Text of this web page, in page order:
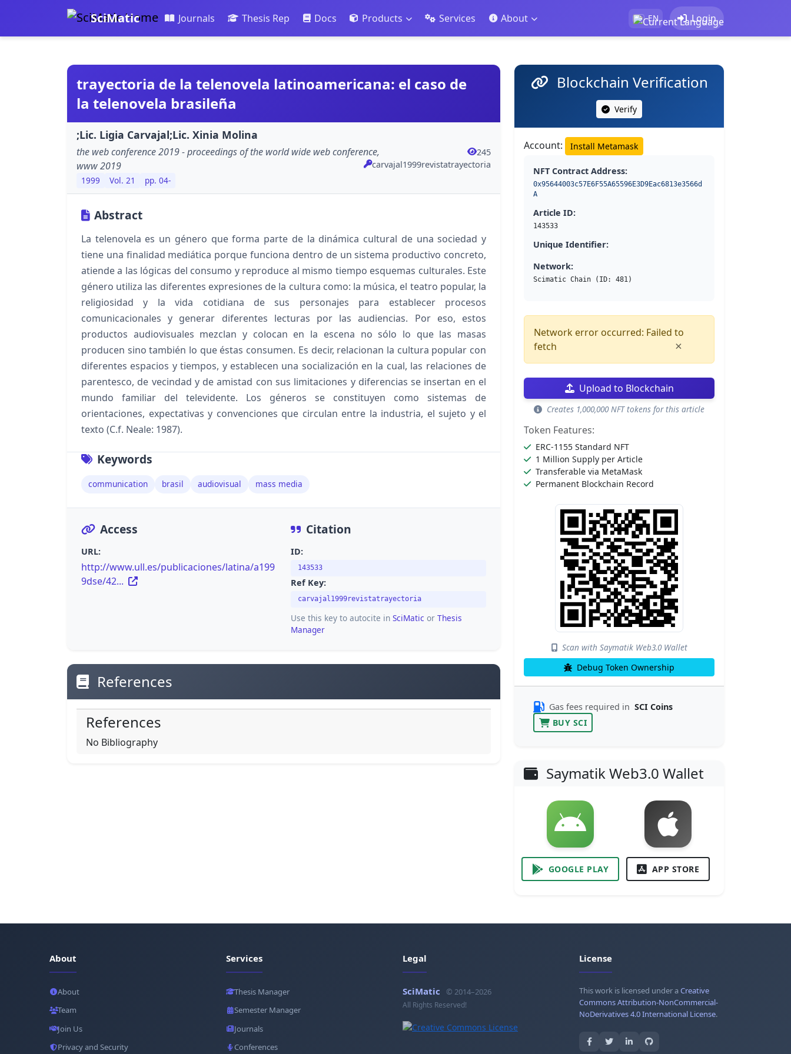
SciMatic Journals Thesis Rep Docs Products Services About EN Login
trayectoria de la telenovela latinoamericana: el caso de
la telenovela brasileña
;Lic. Ligia Carvajal;Lic. Xinia Molina
the web conference 2019 - proceedings of the world wide web conference,
www 2019
1999 Vol. 21 pp. 04-
245
carvajal1999revistatrayectoria
Abstract
La telenovela es un género que forma parte de la dinámica cultural de una sociedad y
tiene una finalidad mediática porque funciona dentro de un sistema productivo concreto,
atiende a las lógicas del consumo y reproduce al mismo tiempo esquemas culturales. Este
género utiliza las diferentes expresiones de la cultura como: la música, el teatro popular, la
religiosidad y la vida cotidiana de sus personajes para establecer procesos
comunicacionales y generar diferentes lecturas por las audiencias. Por eso, estos
productos audiovisuales mezclan y colocan en la escena no sólo lo que las masas
producen sino también lo que éstas consumen. Es decir, relacionan la cultura popular con
diferentes espacios y tiempos, y establecen una socialización en la cual, las relaciones de
parentesco, de vecindad y de amistad con sus limitaciones y diferencias se insertan en el
mundo familiar del televidente. Los géneros se constituyen como sistemas de
orientaciones, expectativas y convenciones que circulan entre la industria, el sujeto y el
texto (C.f. Neale: 1987).
Keywords
communication brasil audiovisual mass media
Access
URL:
http://www.ull.es/publicaciones/latina/a199
9dse/42...
Citation
ID:
143533
Ref Key:
carvajal1999revistatrayectoria
Use this key to autocite in SciMatic or Thesis
Manager
References
References
No Bibliography
Blockchain Verification
Verify
Account: Install Metamask
NFT Contract Address:
0x95644003c57E6F55A65596E3D9Eac6813e3566d
A
Article ID:
143533
Unique Identifier:
Network:
Scimatic Chain (ID: 481)
Network error occurred: Failed to
fetch
×
Upload to Blockchain
Creates 1,000,000 NFT tokens for this article
Token Features:
ERC-1155 Standard NFT
1 Million Supply per Article
Transferable via MetaMask
Permanent Blockchain Record
Scan with Saymatik Web3.0 Wallet
Debug Token Ownership
Gas fees required in SCI Coins
BUY SCI
Saymatik Web3.0 Wallet
GOOGLE PLAY APP STORE
About
About
Team
Join Us
Privacy and Security
Services
Thesis Manager
Semester Manager
Journals
Conferences
Legal
SciMatic © 2014–2026
All Rights Reserved!
License
This work is licensed under aCreative
Commons Attribution-NonCommercial-
NoDerivatives 4.0 International License.